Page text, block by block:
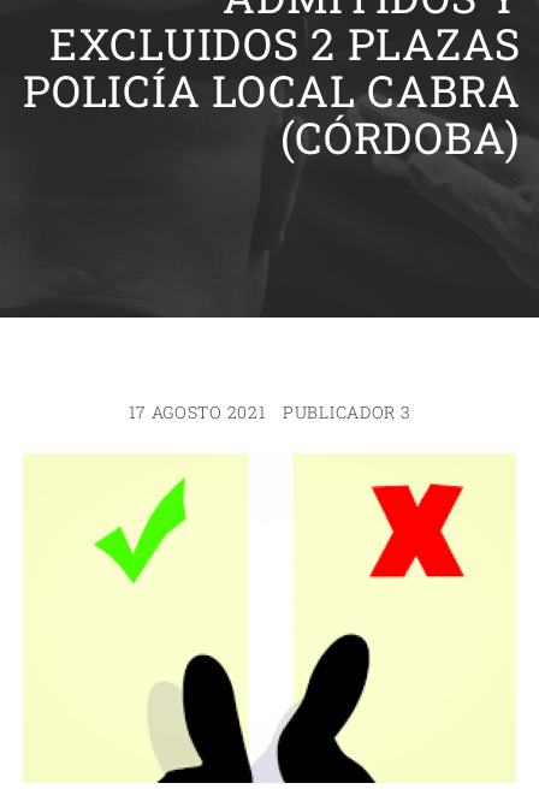
EXCLUIDOS 2 PLAZAS
POLICÍA LOCAL CABRA
(CÓRDOBA)
17 AGOSTO 2021 PUBLICADOR 3